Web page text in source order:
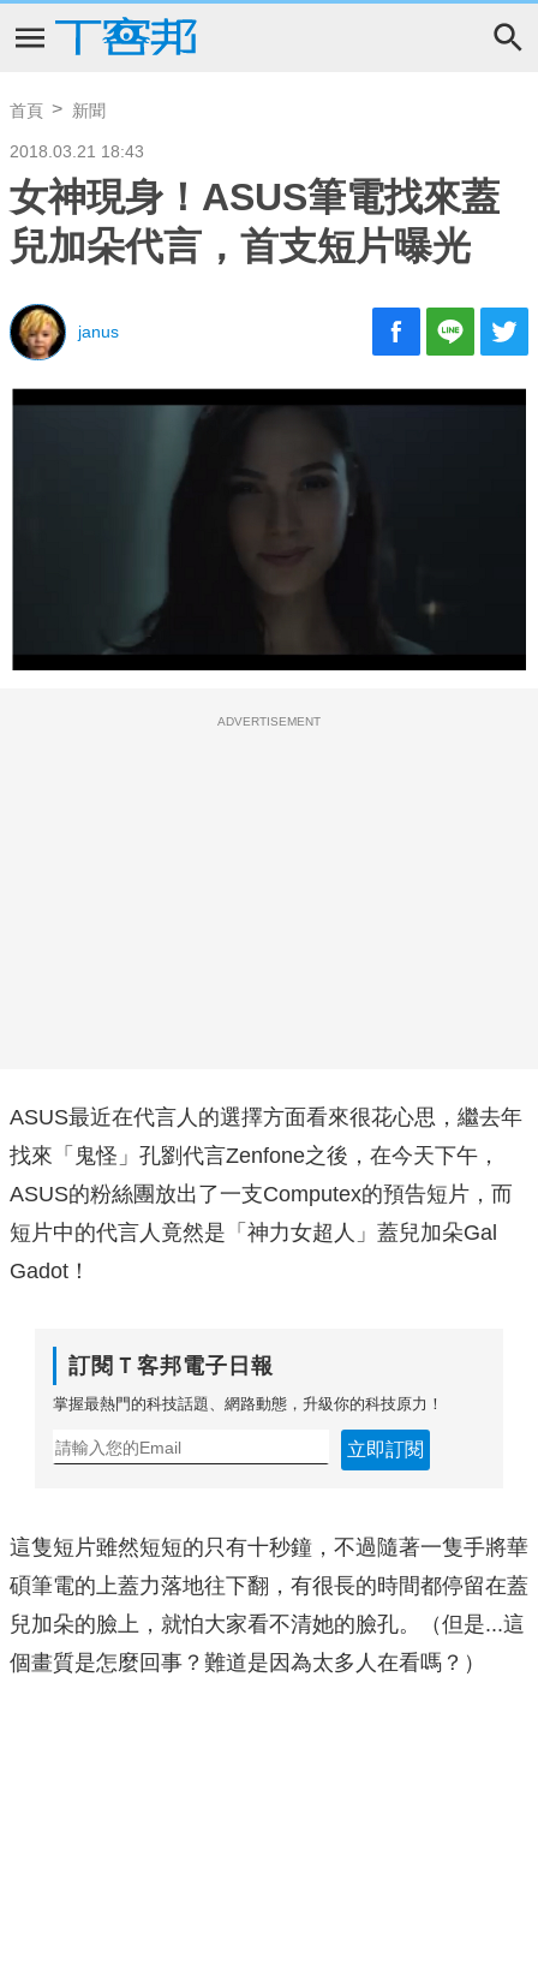
首頁 新聞
2018.03.21 18:43
女神現身！ASUS筆電找來蓋
兒加朵代言，首支短片曝光
janus
ADVERTISEMENT
ASUS最近在代言人的選擇方面看來很花心思，繼去年
找來「鬼怪」孔劉代言Zenfone之後，在今天下午，
ASUS的粉絲團放出了一支Computex的預告短片，而
短片中的代言人竟然是「神力女超人」蓋兒加朵Gal
Gadot！
訂閱Ｔ客邦電子日報
掌握最熱門的科技話題、網路動態，升級你的科技原力！
立即訂閱
這隻短片雖然短短的只有十秒鐘，不過隨著一隻手將華
碩筆電的上蓋力落地往下翻，有很長的時間都停留在蓋
兒加朵的臉上，就怕大家看不清她的臉孔。（但是...這
個畫質是怎麼回事？難道是因為太多人在看嗎？）